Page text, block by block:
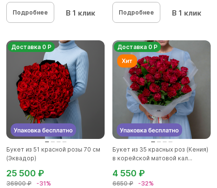
Подробнее В 1 клик Подробнее В 1 клик
Доставка 0 Р
Букет из 51 красной розы 70 см
(Эквадор)
36900 ₽ -31%
25 500 ₽
Доставка 0 Р
Букет из 35 красных роз (Кения)
в корейской матовой кал...
6650 ₽ -32%
4 550 ₽